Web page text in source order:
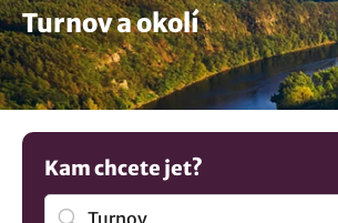
Turnov a okolí
Kam chcete jet?